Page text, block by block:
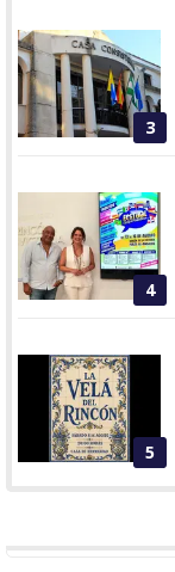
3
4
5